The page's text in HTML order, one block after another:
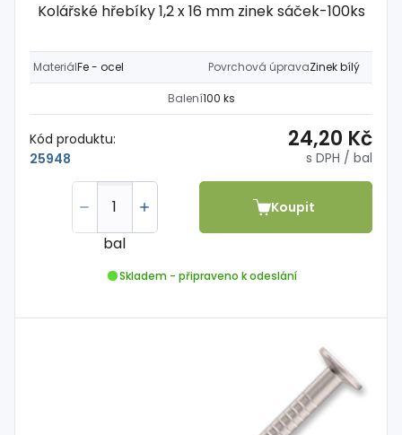
Kolářské hřebíky 1,2 x 16 mm zinek sáček-100ks
MateriálFe - ocel Povrchová úpravaZinek bílý
Balení100 ks
Kód produktu:
25948
24,20 Kč
s DPH / bal
bal
Koupit
Skladem - připraveno k odeslání